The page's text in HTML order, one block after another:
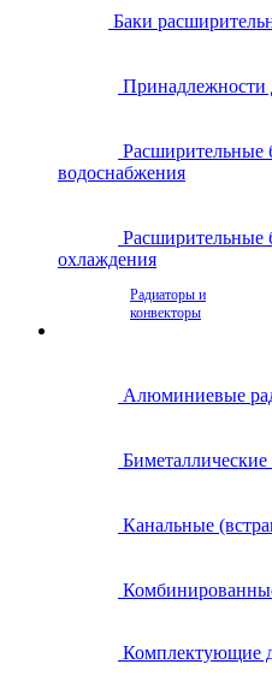
Баки
Принадлежности
Расширительные
водоснабжения
Расширительные
охлаждения
Радиаторы и
конвекторы
Алюминиевые
Канальные
Комплектующие